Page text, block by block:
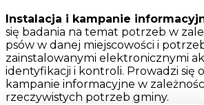
Instalacja i kampanie
się badania na temat potrzeb w
psów w danej miejscowości i
zainstalowanymi elektronicznymi
identyfikacji i kontroli. Prowadzi się
kampanie informacyjne w
rzeczywistych potrzeb gminy.